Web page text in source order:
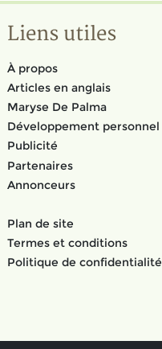
Liens utiles
À propos
Articles en anglais
Maryse De Palma
Développement personnel
Publicité
Partenaires
Annonceurs
Plan de site
Termes et conditions
Politique de confidentialité